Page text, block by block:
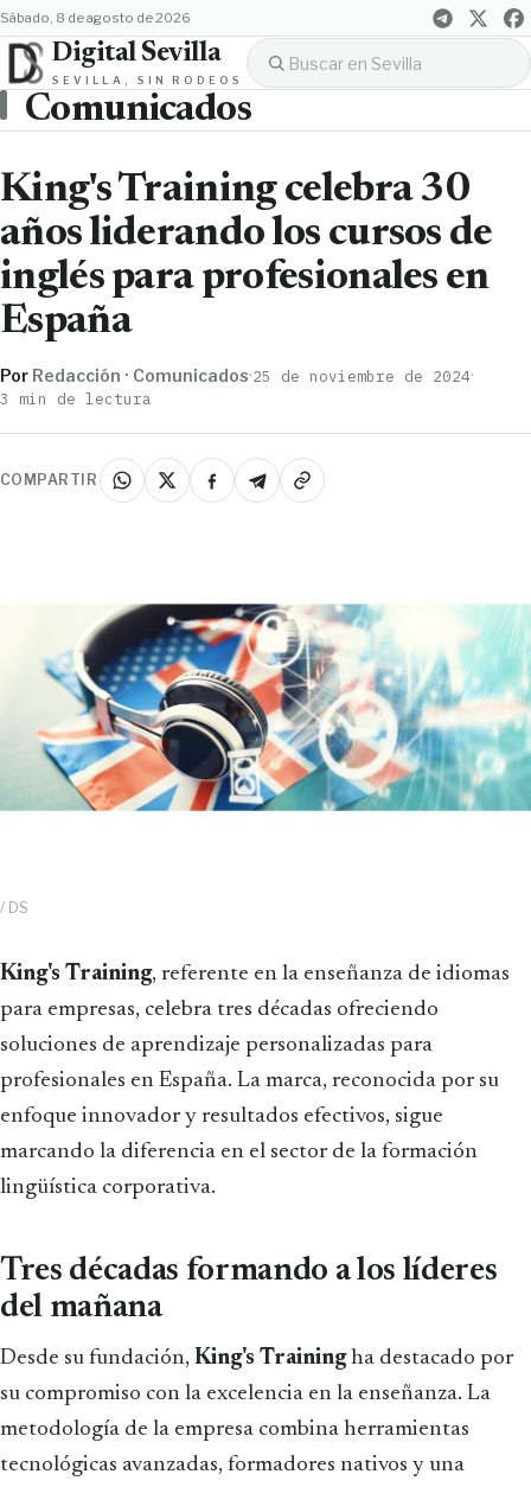
sábado, 8 de agosto de 2026
Digital Sevilla
SEVILLA, SIN RODEOS
Comunicados
King's Training celebra 30
años liderando los cursos de
inglés para profesionales en
España
Por Redacción · Comunicados·25 de noviembre de 2024·
3 min de lectura
COMPARTIR
/ DS
King's Training, referente en la enseñanza de idiomas
para empresas, celebra tres décadas ofreciendo
soluciones de aprendizaje personalizadas para
profesionales en España. La marca, reconocida por su
enfoque innovador y resultados efectivos, sigue
marcando la diferencia en el sector de la formación
lingüística corporativa.
Tres décadas formando a los líderes
del mañana
Desde su fundación, King's Trainingha destacado por
su compromiso con la excelencia en la enseñanza. La
metodología de la empresa combina herramientas
tecnológicas avanzadas, formadores nativos y una